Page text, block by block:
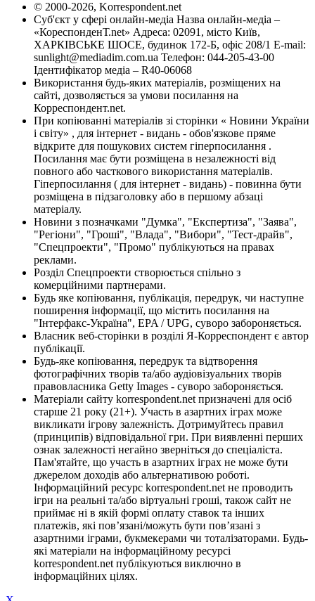
© 2000-2026, Korrespondent.net
Суб'єкт у сфері онлайн-медіа Назва онлайн-медіа –
«КореспонденТ.net» Адреса: 02091, місто Київ,
ХАРКІВСЬКЕ ШОСЕ, будинок 172-Б, офіс 208/1 E-mail:
sunlight@mediadim.com.ua Телефон: 044-205-43-00
Ідентифікатор медіа – R40-06068
Використання будь-яких матеріалів, розміщених на
сайті, дозволяється за умови посилання на
Корреспондент.net.
При копіюванні матеріалів зі сторінки « Новини України
і світу» , для інтернет - видань - обов'язкове пряме
відкрите для пошукових систем гіперпосилання .
Посилання має бути розміщена в незалежності від
повного або часткового використання матеріалів.
Гіперпосилання ( для інтернет - видань) - повинна бути
розміщена в підзаголовку або в першому абзаці
матеріалу.
Новини з позначками "Думка", "Експертиза", "Заява",
"Регіони", "Гроші", "Влада", "Вибори", "Тест-драйв",
"Спецпроекти", "Промо" публікуються на правах
реклами.
Розділ Спецпроекти створюється спільно з
комерційними партнерами.
Будь яке копіювання, публікація, передрук, чи наступне
поширення інформації, що містить посилання на
"Інтерфакс-Україна", EPA / UPG, суворо забороняється.
Власник веб-сторінки в розділі Я-Корреспондент є автор
публікації.
Будь-яке копіювання, передрук та відтворення
фотографічних творів та/або аудіовізуальних творів
правовласника Getty Images - суворо забороняється.
Матеріали сайту korrespondent.net призначені для осіб
старше 21 року (21+). Участь в азартних іграх може
викликати ігрову залежність. Дотримуйтесь правил
(принципів) відповідальної гри. При виявленні перших
ознак залежності негайно зверніться до спеціаліста.
Пам'ятайте, що участь в азартних іграх не може бути
джерелом доходів або альтернативою роботі.
Інформаційний ресурс korrespondent.net не проводить
ігри на реальні та/або віртуальні гроші, також сайт не
приймає ні в якій формі оплату ставок та інших
платежів, які пов’язані/можуть бути пов’язані з
азартними іграми, букмекерами чи тоталізаторами. Будь-
які матеріали на інформаційному ресурсі
korrespondent.net публікуються виключно в
інформаційних цілях.